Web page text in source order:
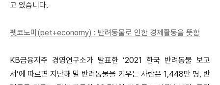
고 있습니다.
펫코노미(pet+economy) : 반려동물로 인한 경제활동을 뜻함
KB금융지주 경영연구소가 발표한 ‘2021 한국 반려동물 보고
서’에 따르면 지난해 말 반려동물을 키우는 사람은 1,448만 명, 반